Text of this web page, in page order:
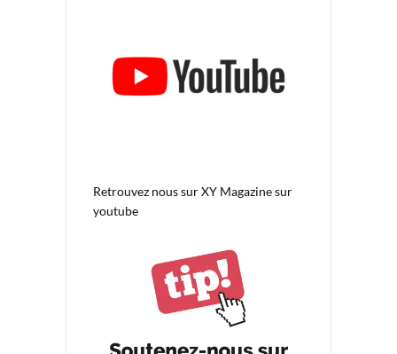
Retrouvez nous surXY Magazine sur
youtube